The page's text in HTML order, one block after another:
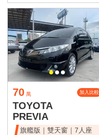
70 萬 加入比較
TOYOTA
PREVIA
旗艦版｜雙天窗｜7人座